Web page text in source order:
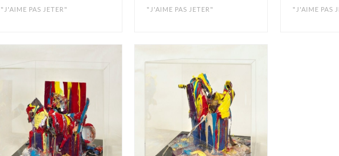
"J'AIME PAS JETER" "J'AIME PAS JETER" "J'AIME PAS